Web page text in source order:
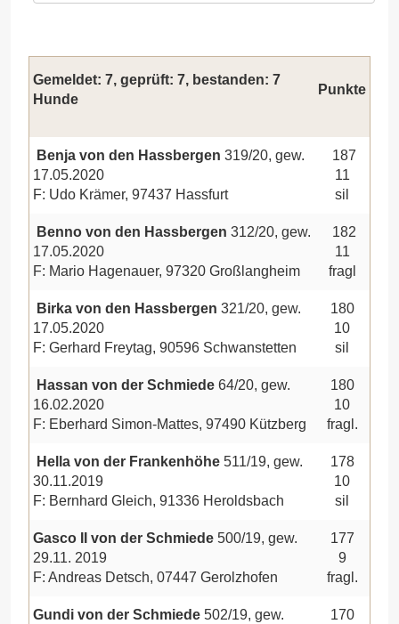
Gemeldet: 7, geprüft: 7, bestanden: 7
Hunde
Punkte
Benja von den Hassbergen 319/20, gew.
17.05.2020
F: Udo Krämer, 97437 Hassfurt
187
11
sil
Benno von den Hassbergen 312/20, gew.
17.05.2020
F: Mario Hagenauer, 97320 Großlangheim
182
11
fragl
Birka von den Hassbergen 321/20, gew.
17.05.2020
F: Gerhard Freytag, 90596 Schwanstetten
180
10
sil
Hassan von der Schmiede 64/20, gew.
16.02.2020
F: Eberhard Simon-Mattes, 97490 Kützberg
180
10
fragl.
Hella von der Frankenhöhe 511/19, gew.
30.11.2019
F: Bernhard Gleich, 91336 Heroldsbach
178
10
sil
Gasco II von der Schmiede 500/19, gew.
29.11. 2019
F: Andreas Detsch, 07447 Gerolzhofen
177
9
fragl.
Gundi von der Schmiede 502/19, gew.
170